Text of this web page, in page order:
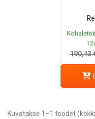
190,13
Kuvatakse 1–1 toodet